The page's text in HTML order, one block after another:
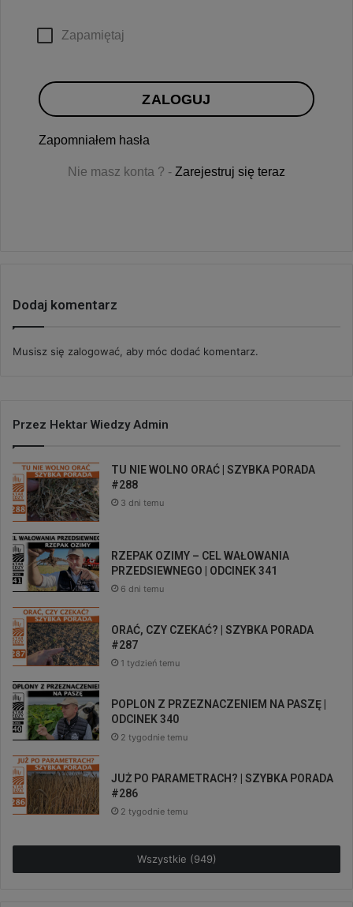
Zapamiętaj
ZALOGUJ
Zapomniałem hasła
Nie masz konta ? - Zarejestruj się teraz
Dodaj komentarz
Musisz się zalogować, aby móc dodać komentarz.
Przez Hektar Wiedzy Admin
TU NIE WOLNO ORAĆ | SZYBKA PORADA
#288
3 dni temu
RZEPAK OZIMY – CEL WAŁOWANIA
PRZEDSIEWNEGO | ODCINEK 341
6 dni temu
ORAĆ, CZY CZEKAĆ? | SZYBKA PORADA
#287
1 tydzień temu
POPLON Z PRZEZNACZENIEM NA PASZĘ |
ODCINEK 340
2 tygodnie temu
JUŻ PO PARAMETRACH? | SZYBKA PORADA
#286
2 tygodnie temu
Wszystkie (949)